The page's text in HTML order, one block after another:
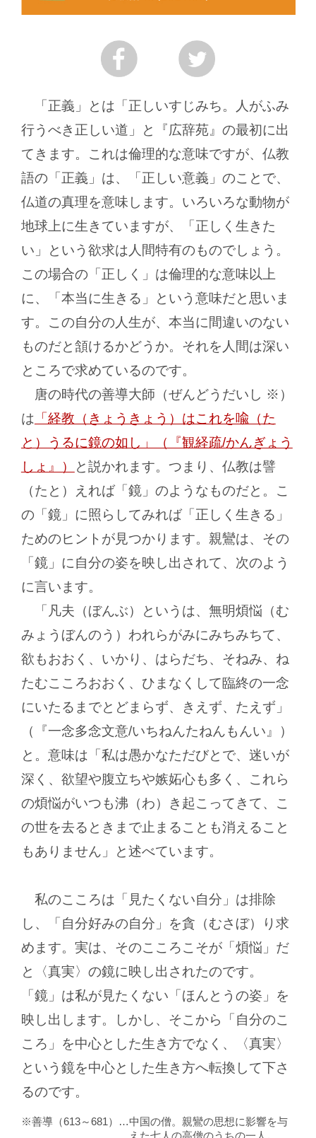
「正義」とは「正しいすじみち。人がふみ
行うべき正しい道」と『広辞苑』の最初に出
てきます。これは倫理的な意味ですが、仏教
語の「正義」は、「正しい意義」のことで、
仏道の真理を意味します。いろいろな動物が
地球上に生きていますが、「正しく生きた
い」という欲求は人間特有のものでしょう。
この場合の「正しく」は倫理的な意味以上
に、「本当に生きる」という意味だと思いま
す。この自分の人生が、本当に間違いのない
ものだと頷けるかどうか。それを人間は深い
ところで求めているのです。
唐の時代の善導大師（ぜんどうだいし ※）
は 「経教（きょうきょう）はこれを喩（た
と）うるに鏡の如し」（『観経疏/かんぎょう
しょ』）
と説かれます。つまり、仏教は譬
（たと）えれば「鏡」のようなものだと。こ
の「鏡」に照らしてみれば「正しく生きる」
ためのヒントが見つかります。親鸞は、その
「鏡」に自分の姿を映し出されて、次のよう
に言います。
「凡夫（ぼんぶ）というは、無明煩悩（む
みょうぼんのう）われらがみにみちみちて、
欲もおおく、いかり、はらだち、そねみ、ね
たむこころおおく、ひまなくして臨終の一念
にいたるまでとどまらず、きえず、たえず」
（『一念多念文意/いちねんたねんもんい』）
と。意味は「私は愚かなただびとで、迷いが
深く、欲望や腹立ちや嫉妬心も多く、これら
の煩悩がいつも沸（わ）き起こってきて、こ
の世を去るときまで止まることも消えること
もありません」と述べています。
私のこころは「見たくない自分」は排除
し、「自分好みの自分」を貪（むさぼ）り求
めます。実は、そのこころこそが「煩悩」だ
と〈真実〉の鏡に映し出されたのです。
「鏡」は私が見たくない「ほんとうの姿」を
映し出します。しかし、そこから「自分のこ
ころ」を中心とした生き方でなく、〈真実〉
という鏡を中心とした生き方へ転換して下さ
るのです。
善導（613～681）
中国の僧。親鸞の思想に影響を与
えた七人の高僧のうちの一人。